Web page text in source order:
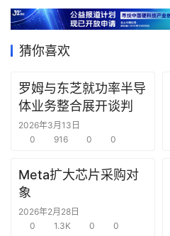
产
经
据
研
告
猜你喜欢
罗姆与东芝就功率半导
体业务整合展开谈判
2026年3月13日
0
916 0 0
Meta扩大芯片采购对
象
2026年2月28日
0
1.3K 0 0